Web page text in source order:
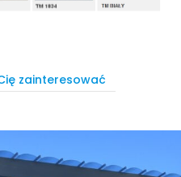
zainteresować